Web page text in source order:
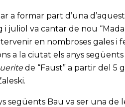
a formar part d’una
i juliol va cantar de nou
en nombroses gales i
a la ciutat els anys
de “Faust” a partir del 5
següents Bau va ser una de